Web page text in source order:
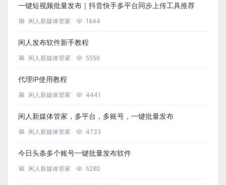
一键短视频批量发布｜抖音快手多平台同步上传工具推荐
闲人新媒体管家 1844
闲人发布软件新手教程
闲人新媒体管家 5556
代理IP使用教程
闲人新媒体管家 4441
闲人新媒体管家，多平台，多账号，一键批量发布
闲人新媒体管家 4733
今日头条多个账号一键批量发布软件
闲人新媒体管家 5280